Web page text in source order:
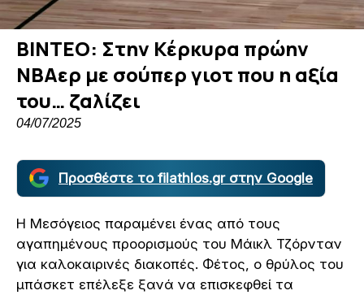
ΒΙΝΤΕΟ: Στην Κέρκυρα πρώην
ΝΒΑερ με σούπερ γιοτ που η αξία
του… ζαλίζει
04/07/2025
Προσθέστε το filathlos.gr στην Google
Η Μεσόγειος παραμένει ένας από τους
αγαπημένους προορισμούς του Μάικλ Τζόρνταν
για καλοκαιρινές διακοπές. Φέτος, ο θρύλος του
μπάσκετ επέλεξε ξανά να επισκεφθεί τα